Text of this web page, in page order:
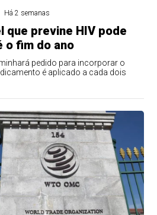
Há 2 semanas
que previne HIV pode
o fim do ano
pedido para incorporar o
é aplicado a cada dois